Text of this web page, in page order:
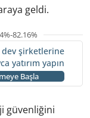
geldi.
82.16%
dev şirketlerine
yatırım yapın
Başla
güvenliğini